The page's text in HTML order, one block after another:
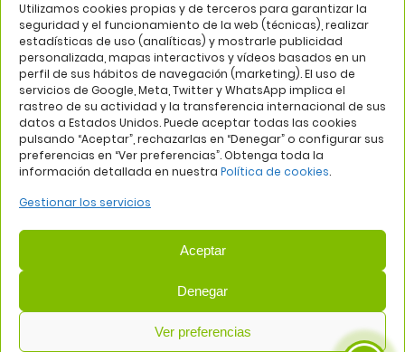
Utilizamos cookies propias y de terceros para garantizar la
seguridad y el funcionamiento de la web (técnicas), realizar
estadísticas de uso (analíticas) y mostrarle publicidad
personalizada, mapas interactivos y vídeos basados en un
perfil de sus hábitos de navegación (marketing). El uso de
servicios de Google, Meta, Twitter y WhatsApp implica el
rastreo de su actividad y la transferencia internacional de sus
datos a Estados Unidos. Puede aceptar todas las cookies
pulsando “Aceptar”, rechazarlas en “Denegar” o configurar sus
preferencias en “Ver preferencias”. Obtenga toda la
información detallada en nuestra Política de cookies.
Gestionar los servicios
Aceptar
Denegar
Ver preferencias
Aviso legal Política de privacidad
Política de cookies
Web: Bannister Global
PLAZA DE ALUCHE— NIF: H81419202